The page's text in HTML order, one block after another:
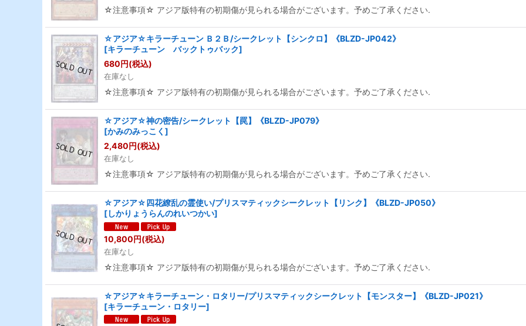
☆注意事項☆ アジア版特有の初期傷が見られる場合がございます。予めご了承ください.
☆アジア☆キラーチューン Ｂ２Ｂ/シークレット【シンクロ】《BLZD-JP042》
[キラーチューン バックトゥバック]
680円(税込)
在庫なし
☆注意事項☆ アジア版特有の初期傷が見られる場合がございます。予めご了承ください.
☆アジア☆神の密告/シークレット【罠】《BLZD-JP079》
[かみのみっこく ]
2,480円(税込)
在庫なし
☆注意事項☆ アジア版特有の初期傷が見られる場合がございます。予めご了承ください.
☆アジア☆四花繚乱の霊使い/プリスマティックシークレット【リンク】《BLZD-JP050》
[しかりょうらんのれいつかい]
10,800円(税込)
在庫なし
☆注意事項☆ アジア版特有の初期傷が見られる場合がございます。予めご了承ください.
☆アジア☆キラーチューン・ロタリー/プリスマティックシークレット【モンスター】《BLZD-JP021》
[キラーチューン・ロタリー]